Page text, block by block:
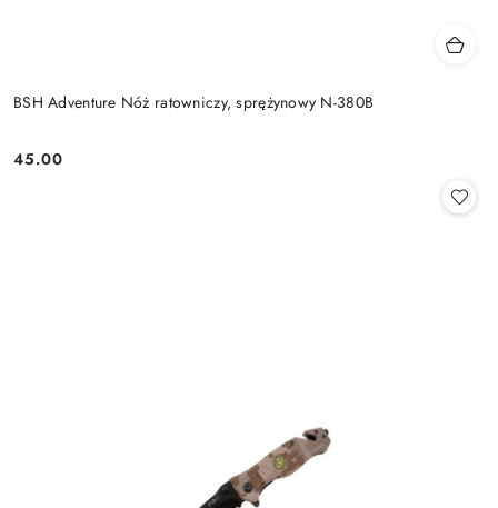
BSH Adventure Nóż ratowniczy, sprężynowy N-380B
Cena:
45.00